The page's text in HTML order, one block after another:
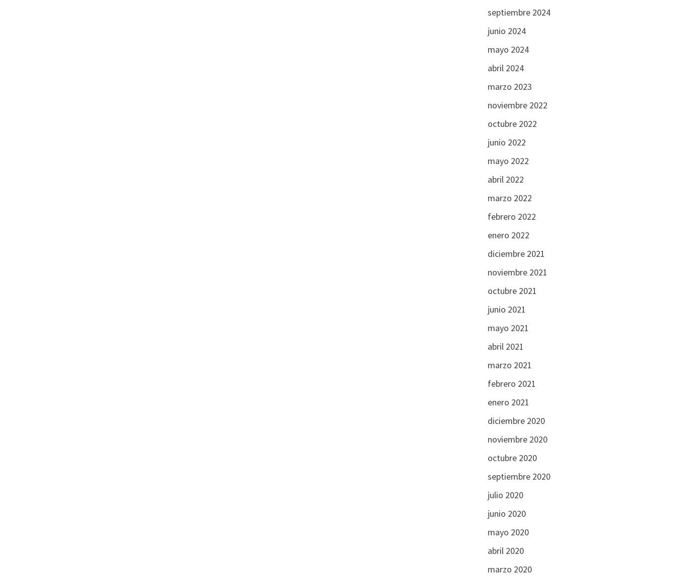
septiembre 2024
junio 2024
mayo 2024
abril 2024
marzo 2023
noviembre 2022
octubre 2022
junio 2022
mayo 2022
abril 2022
marzo 2022
febrero 2022
enero 2022
diciembre 2021
noviembre 2021
octubre 2021
junio 2021
mayo 2021
abril 2021
marzo 2021
febrero 2021
enero 2021
diciembre 2020
noviembre 2020
octubre 2020
septiembre 2020
julio 2020
junio 2020
mayo 2020
abril 2020
marzo 2020